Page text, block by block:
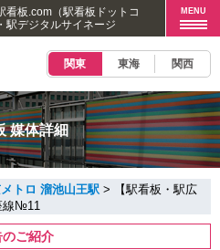
看板.com（駅看板ドットコ
デジタルサイネージ
MENU
関東 東海 関西
媒体詳細
トロ 溜池山王駅 > 【駅看板・駅広
線№11
ご紹介